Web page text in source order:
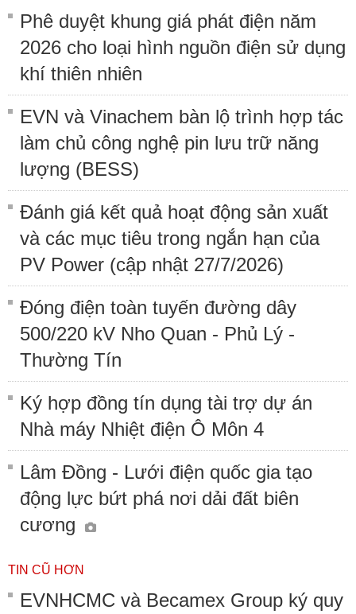
Phê duyệt khung giá phát điện năm
2026 cho loại hình nguồn điện sử dụng
khí thiên nhiên
EVN và Vinachem bàn lộ trình hợp tác
làm chủ công nghệ pin lưu trữ năng
lượng (BESS)
Đánh giá kết quả hoạt động sản xuất
và các mục tiêu trong ngắn hạn của
PV Power (cập nhật 27/7/2026)
Đóng điện toàn tuyến đường dây
500/220 kV Nho Quan - Phủ Lý -
Thường Tín
Ký hợp đồng tín dụng tài trợ dự án
Nhà máy Nhiệt điện Ô Môn 4
Lâm Đồng - Lưới điện quốc gia tạo
động lực bứt phá nơi dải đất biên
cương
TIN CŨ HƠN
EVNHCMC và Becamex Group ký quy